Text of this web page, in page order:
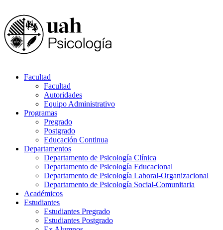
Facultad
Facultad
Autoridades
Equipo Administrativo
Programas
Pregrado
Postgrado
Educación Continua
Departamentos
Departamento de Psicología Clínica
Departamento de Psicología Educacional
Departamento de Psicología Laboral-Organizacional
Departamento de Psicología Social-Comunitaria
Académicos
Estudiantes
Estudiantes Pregrado
Estudiantes Postgrado